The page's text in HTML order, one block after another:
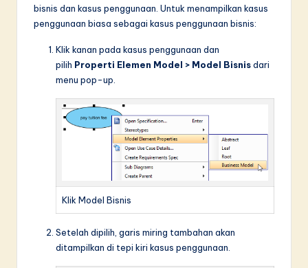
bisnis dan kasus penggunaan. Untuk menampilkan kasus
penggunaan biasa sebagai kasus penggunaan bisnis:
Klik kanan pada kasus penggunaan dan
pilih Properti Elemen Model > Model Bisnisdari
menu pop-up.
Klik Model Bisnis
Setelah dipilih, garis miring tambahan akan
ditampilkan di tepi kiri kasus penggunaan.